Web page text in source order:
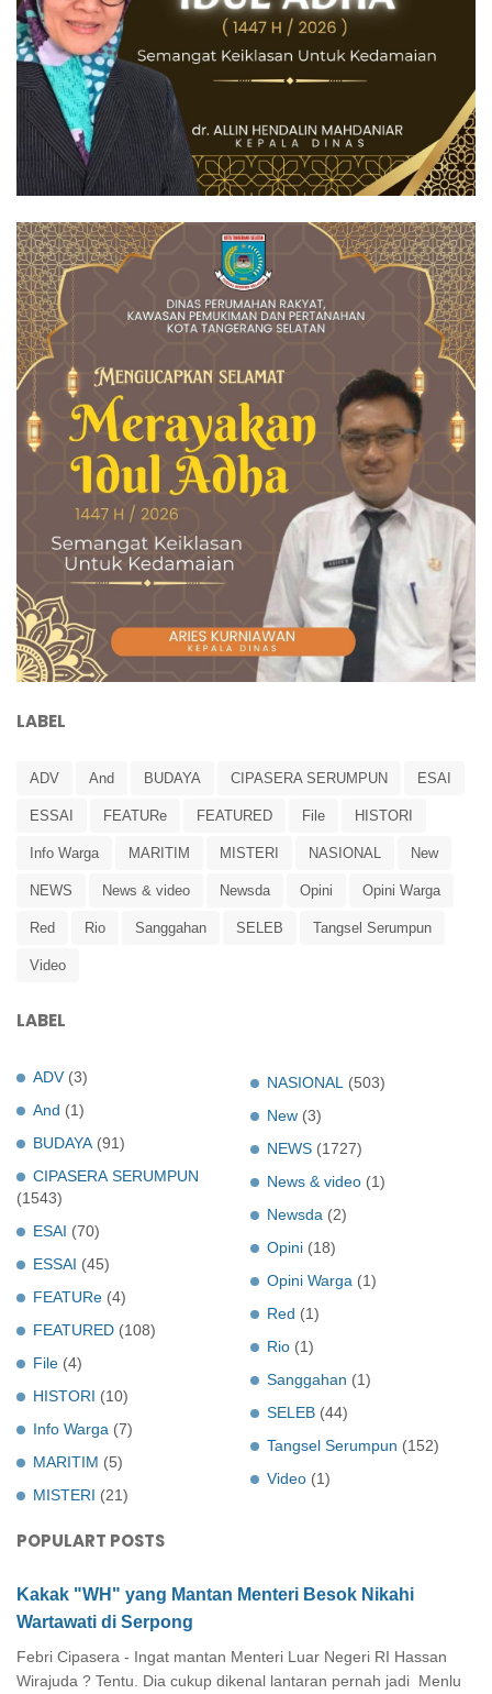
LABEL
ADV And BUDAYA CIPASERA SERUMPUN ESAI
ESSAI FEATURe FEATURED File HISTORI
Info Warga MARITIM MISTERI NASIONAL New
NEWS News & video Newsda Opini Opini Warga
Red Rio Sanggahan SELEB Tangsel Serumpun
Video
LABEL
ADV (3)
And (1)
BUDAYA (91)
CIPASERA SERUMPUN
(1543)
ESAI (70)
ESSAI (45)
FEATURe (4)
FEATURED (108)
File (4)
HISTORI (10)
Info Warga (7)
MARITIM (5)
MISTERI (21)
NASIONAL
(503)
New (3)
NEWS (1727)
News & video (1)
Newsda (2)
Opini (18)
Opini Warga (1)
Red (1)
Rio (1)
Sanggahan (1)
SELEB (44)
Tangsel Serumpun (152)
Video (1)
POPULART POSTS
Kakak "WH" yang Mantan Menteri Besok Nikahi
Wartawati di Serpong
Febri Cipasera - Ingat mantan Menteri Luar Negeri RI Hassan
Wirajuda ? Tentu. Dia cukup dikenal lantaran pernah jadi Menlu